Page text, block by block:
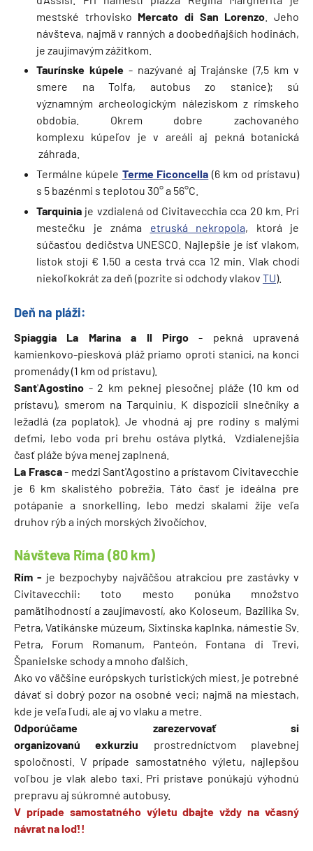
mestské trhovisko Mercato di San Lorenzo . Jeho
návšteva, najmä v ranných a doobedňajších hodinách,
je zaujímavým zážitkom.
Taurínske kúpele- nazývané aj Trajánske (7,5 km v
smere na Tolfa, autobus zo stanice); sú
významným archeologickým náleziskom z rímskeho
obdobia. Okrem dobre zachovaného
komplexu kúpeľov je v areáli aj pekná botanická
záhrada.
Termálne kúpele Terme Ficoncella (6 km od prístavu)
s 5 bazénmi s teplotou 30° a 56°C.
Tarquinia je vzdialená od Civitavecchia cca 20 km. Pri
mestečku je známa etruská nekropola, ktorá je
súčasťou dedičstva UNESCO. Najlepšie je ísť vlakom,
lístok stojí € 1,50 a cesta trvá cca 12 min. Vlak chodí
niekoľkokrát za deň (pozrite si odchody vlakov TU).
Deň na pláži:
Spiaggia La Marinaa Il Pirgo- pekná upravená
kamienkovo-piesková pláž priamo oproti stanici, na konci
promenády (1 km od prístavu).
Sant'Agostino - 2 km peknej piesočnej pláže (10 km od
prístavu), smerom na Tarquiniu. K dispozícii slnečníky a
ležadlá (za poplatok). Je vhodná aj pre rodiny s malými
deťmi, lebo voda pri brehu ostáva plytká. Vzdialenejšia
časť pláže býva menej zaplnená.
La Frasca- medzi Sant'Agostino a prístavom Civitavecchie
je 6 km skalistého pobrežia. Táto časť je ideálna pre
potápanie a snorkelling, lebo medzi skalami žije veľa
druhov rýb a iných morských živočíchov.
Návšteva Ríma (80 km)
Rím - je bezpochyby najväčšou atrakciou pre zastávky v
Civitavecchii: toto mesto ponúka množstvo
pamätihodností a zaujímavostí, ako Koloseum, Bazilika Sv.
Petra, Vatikánske múzeum, Sixtínska kaplnka, námestie Sv.
Petra, Forum Romanum, Panteón, Fontana di Trevi,
Španielske schody a mnoho ďalších.
Ako vo väčšine európskych turistických miest, je potrebné
dávať si dobrý pozor na osobné veci; najmä na miestach,
kde je veľa ľudí, ale aj vo vlaku a metre.
Odporúčame zarezervovať si
organizovanú exkurziu prostredníctvom plavebnej
spoločnosti. V prípade samostatného výletu, najlepšou
voľbou je vlak alebo taxi. Pri prístave ponúkajú výhodnú
prepravu aj súkromné autobusy.
V prípade samostatného výletu dbajte vždy na včasný
návrat na loď!!